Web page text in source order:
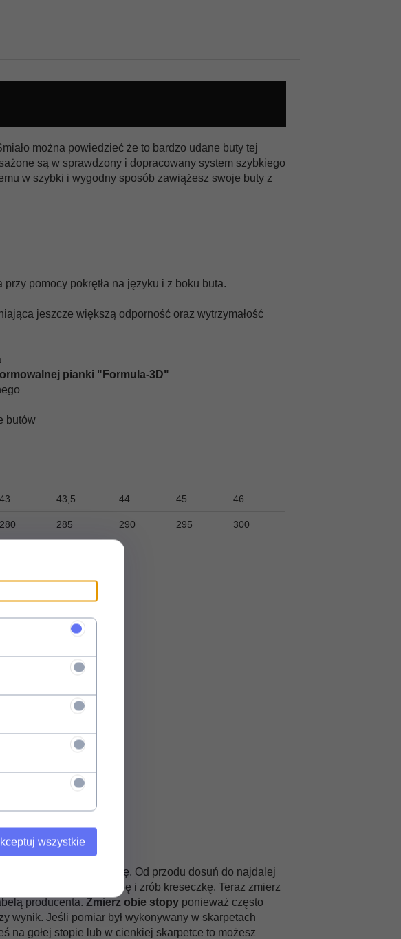
można powiedzieć że to bardzo udane buty tej
są w sprawdzony i dopracowany system szybkiego
w szybki i wygodny sposób zawiążesz swoje buty z
pomocy pokrętła na języku i z boku buta.
jeszcze większą odporność oraz wytrzymałość
pianki "Formula-3D"
butów
43 43,5 44 45 46
280 285 290 295 300
i dosunąć do niej piętę. Od przodu dosuń do najdalej
wyciągnij stopę i zrób kreseczkę. Teraz zmierz
producenta.Zmierz obie stopy ponieważ często
wynik. Jeśli pomiar był wykonywany w skarpetach
na gołej stopie lub w cienkiej skarpetce to możesz
wszystkie